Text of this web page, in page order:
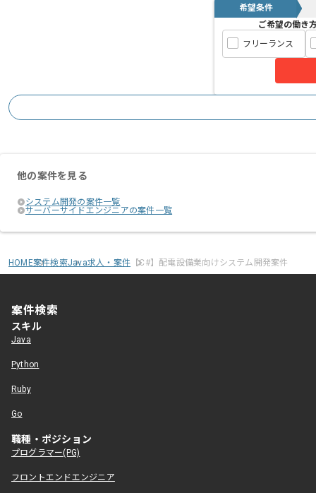
希望条件
ご希望の働き
フリーランス
他の案件を見る
システム開発の案件一覧
サーバーサイドエンジニアの案件一覧
HOME案件検索Java求人・案件 【C#】配電設備業向けシステム開発案件
案件検索
スキル
Java
Python
Ruby
Go
職種・ポジション
プログラマー(PG)
フロントエンドエンジニア